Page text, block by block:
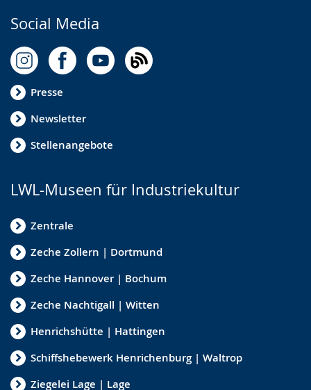
Social Media
Presse
Newsletter
Stellenangebote
LWL-Museen für Industriekultur
Zentrale
Zeche Zollern | Dortmund
Zeche Hannover | Bochum
Zeche Nachtigall | Witten
Henrichshütte | Hattingen
Schiffshebewerk Henrichenburg | Waltrop
Ziegelei Lage | Lage